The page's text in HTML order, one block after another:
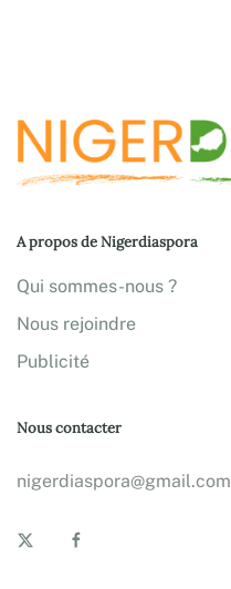
A propos de Nigerdiaspora
Qui sommes-nous ?
Nous rejoindre
Publicité
Nous contacter
nigerdiaspora@gmail.com